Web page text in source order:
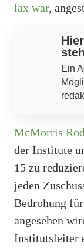
lax war,
Ein
McMorris
der Institute
15 zu
jeden
Bedrohung
angesehen
Institutsleiter